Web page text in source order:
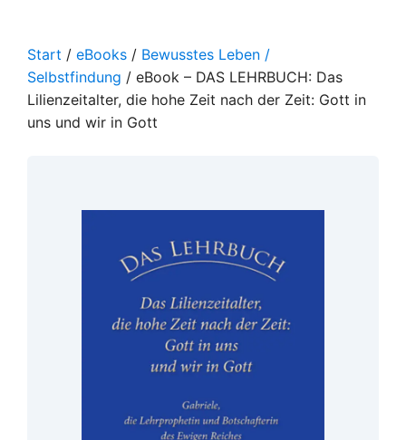
Start / eBooks / Bewusstes Leben /
Selbstfindung / eBook – DAS LEHRBUCH: Das
Lilienzeitalter, die hohe Zeit nach der Zeit: Gott in
uns und wir in Gott